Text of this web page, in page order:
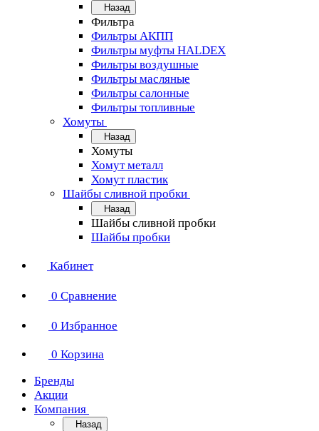
Назад
Фильтра
Фильтры АКПП
Фильтры муфты HALDEX
Фильтры воздушные
Фильтры масляные
Фильтры салонные
Фильтры топливные
Хомуты
Назад
Хомуты
Хомут металл
Хомут пластик
Шайбы сливной пробки
Назад
Шайбы сливной пробки
Шайбы пробки
Кабинет
0 Сравнение
0 Избранное
0 Корзина
Бренды
Акции
Компания
Назад